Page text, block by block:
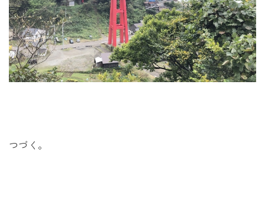
つづく。